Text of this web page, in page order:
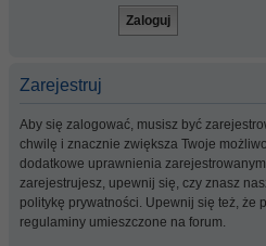
Zarejestruj
Aby się zalogować, musisz być
chwilę i znacznie zwiększa Twoje
dodatkowe uprawnienia
zarejestrujesz, upewnij się, czy znasz
politykę prywatności. Upewnij się też, że
regulaminy umieszczone na forum.